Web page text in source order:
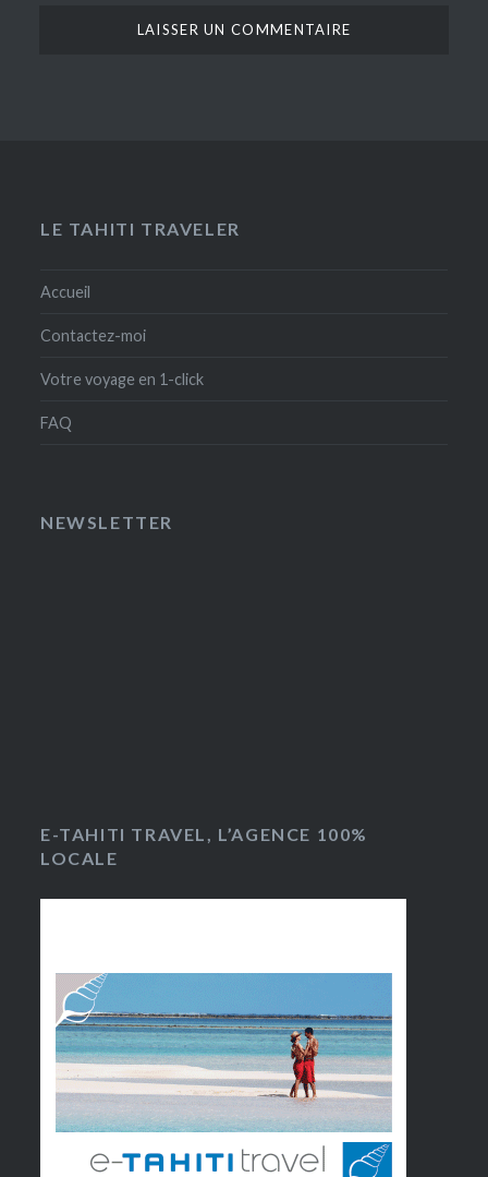
LE TAHITI TRAVELER
Accueil
Contactez-moi
Votre voyage en 1-click
FAQ
NEWSLETTER
E-TAHITI TRAVEL, L’AGENCE 100%
LOCALE